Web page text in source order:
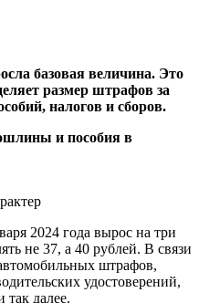
базовая величина. Это
размер штрафов за
налогов и сборов.
2024 года вырос на три
не 37, а 40 рублей. В связи
штрафов,
удостоверений,
так далее.